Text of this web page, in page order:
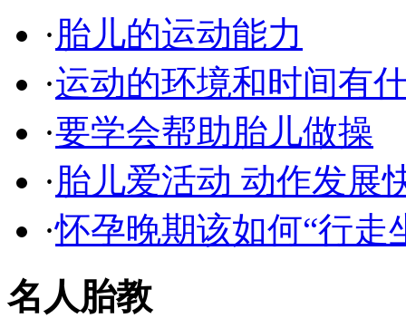
·胎儿的运动能力
·运动的环境和时间有
·要学会帮助胎儿做操
·胎儿爱活动 动作发展
·怀孕晚期该如何“行走
名人胎教